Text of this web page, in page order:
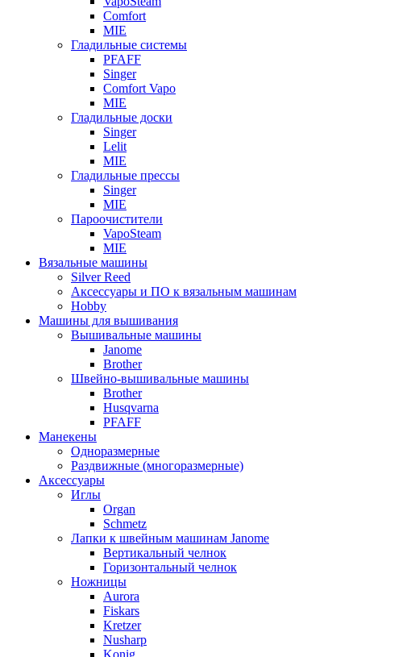
Comfort
MIE
Гладильные системы
PFAFF
Singer
Comfort Vapo
MIE
Гладильные доски
Singer
Lelit
MIE
Гладильные прессы
Singer
MIE
Пароочистители
VapoSteam
MIE
Вязальные машины
Silver Reed
Аксессуары и ПО к вязальным машинам
Hobby
Машины для вышивания
Вышивальные машины
Janome
Brother
Швейно-вышивальные машины
Brother
Husqvarna
PFAFF
Манекены
Одноразмерные
Раздвижные (многоразмерные)
Аксессуары
Иглы
Organ
Schmetz
Лапки к швейным машинам Janome
Вертикальный челнок
Горизонтальный челнок
Ножницы
Aurora
Fiskars
Kretzer
Nusharp
Konig